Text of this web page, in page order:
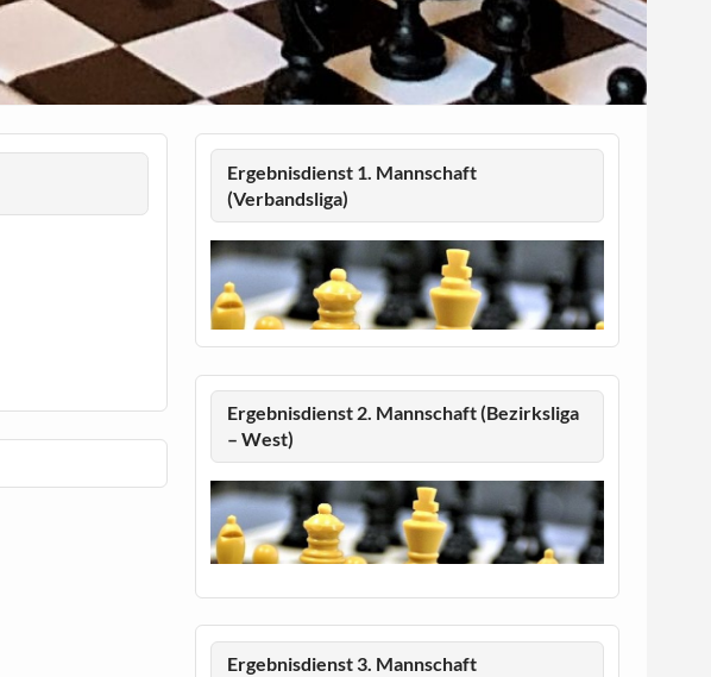
Ergebnisdienst 1. Mannschaft
(Verbandsliga)
Ergebnisdienst 2. Mannschaft (Bezirksliga
– West)
Ergebnisdienst 3. Mannschaft